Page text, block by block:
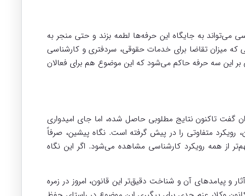
می‌تواند به جایگاه این حرفه‌ها لطمه بزند و حتی منجر به
که میزان تقاضا برای خدمات حقوقی، سردفتری و کارشناسی
این سه حرفه حاکم می‌شود که این موضوع هم برای فعالان
گفت تاکنون نتایج مطلوبی حاصل شده، اما جای امیدواری
متفاوتی را در پیش گرفته است. نگاه پیشین، صرفاً
از همه رویکرد کارشناسی مشاهده می‌شود. اگر این نگاه
و پیامدهای آن و شناخت دقیق‌تر این قانون، امروز در زمره